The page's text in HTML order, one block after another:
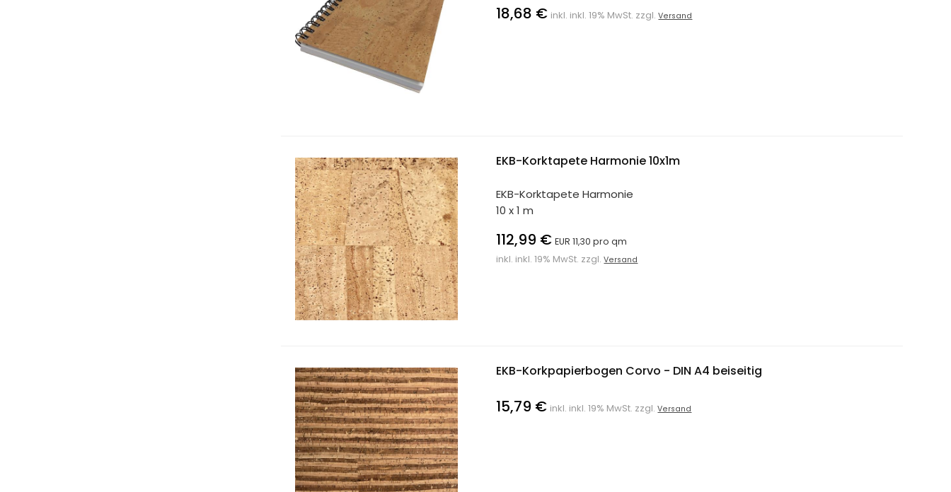
18,68 € inkl. inkl. 19% MwSt. zzgl.Versand
EKB-Korktapete Harmonie 10x1m
EKB-Korktapete Harmonie
10 x 1 m
112,99 € EUR 11,30 pro qm
inkl. inkl. 19% MwSt. zzgl.Versand
EKB-Korkpapierbogen Corvo - DIN A4 beiseitig
15,79 € inkl. inkl. 19% MwSt. zzgl.Versand